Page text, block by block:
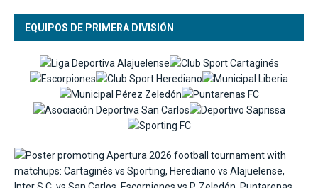
EQUIPOS DE PRIMERA DIVISIÓN